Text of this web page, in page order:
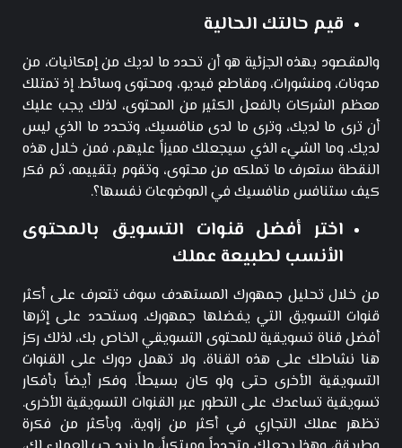
قيم حالتك الحالية
والمقصود بهذه الجزئية هو أن تحدد ما لديك من إمكانيات، من
مدونات، ومنشورات، ومقاطع فيديو، ومحتوى وسائط. إذ تمتلك
معظم الشركات بالفعل الكثير من المحتوى، لذلك يجب عليك
أن ترى ما لديك، وترى ما لدى منافسيك، وتحدد ما الذي ليس
لديك. وما الشيء الذي سيجعلك مميزاً عليهم، فمن خلال هذه
النقطة ستعرف ما تملكه من محتوى، وتقوم بتقييمه، ثم فكر
كيف ستنافس منافسيك في الموضوعات نفسها؟.
اختر أفضل قنوات التسويق بالمحتوى
الأنسب لطبيعة عملك
من خلال تحليل جمهورك المستهدف سوف تتعرف على أكثر
قنوات التسويق التي يفضلها جمهورك. وستحدد على إثرها
أفضل قناة تسويقية للمحتوى التسويقي الخاص بك، لذلك ركز
هنا نشاطك على هذه القناة، ولا تهمل دورك على القنوات
التسويقية الأخرى حتى ولو كان بسيطاً. وفكر أيضاً بأفكار
تسويقية تساعدك على التطور عبر القنوات التسويقية الأخرى.
تظهر عملك التجاري في أكثر من زاوية، وبأكثر من فكرة